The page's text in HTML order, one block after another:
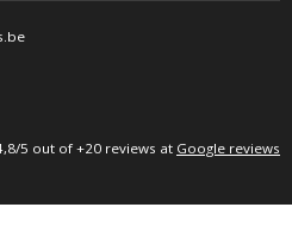
5 out of +20 reviews at Google reviews